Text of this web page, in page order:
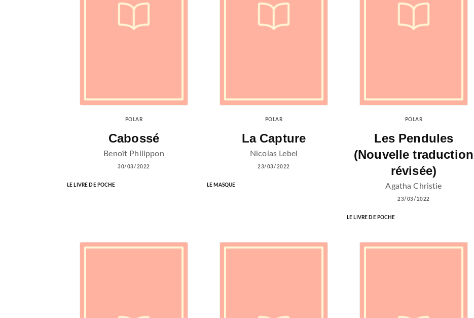
POLAR
Cabossé
Benoît Philippon
30/03/2022
LE LIVRE DE POCHE
POLAR
La Capture
Nicolas Lebel
23/03/2022
LE MASQUE
POLAR
Les Pendules
(Nouvelle traduction
révisée)
Agatha Christie
23/03/2022
LE LIVRE DE POCHE